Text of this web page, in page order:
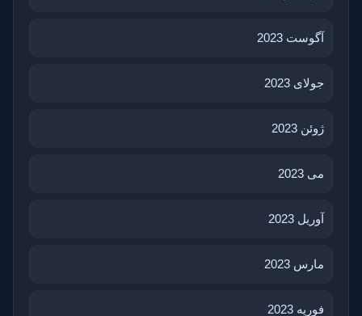
آگوست 2023
جولای 2023
ژوئن 2023
می 2023
آوریل 2023
مارس 2023
فوریه 2023